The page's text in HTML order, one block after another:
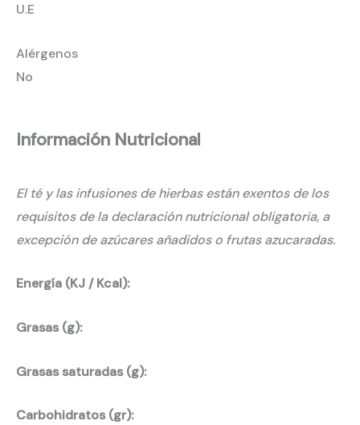
U.E
Alérgenos
No
Información Nutricional
El té y las infusiones de hierbas están exentos de los
requisitos de la declaración nutricional obligatoria, a
excepción de azúcares añadidos o frutas azucaradas.
Energía (KJ / Kcal):
Grasas (g):
Grasas saturadas (g):
Carbohidratos (gr):